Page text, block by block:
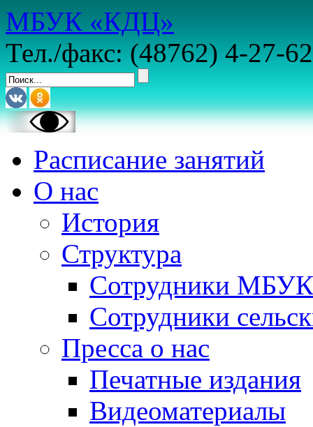
МБУК «КДЦ»
Тел./факс: (48762) 4-27-62
Расписание занятий
О нас
История
Структура
Сотрудники
Сотрудники
Пресса о нас
Печатные издания
Видеоматериалы